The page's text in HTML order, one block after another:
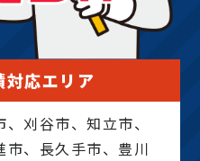
対応エリア
刈谷市、知立市、
市、長久手市、豊川